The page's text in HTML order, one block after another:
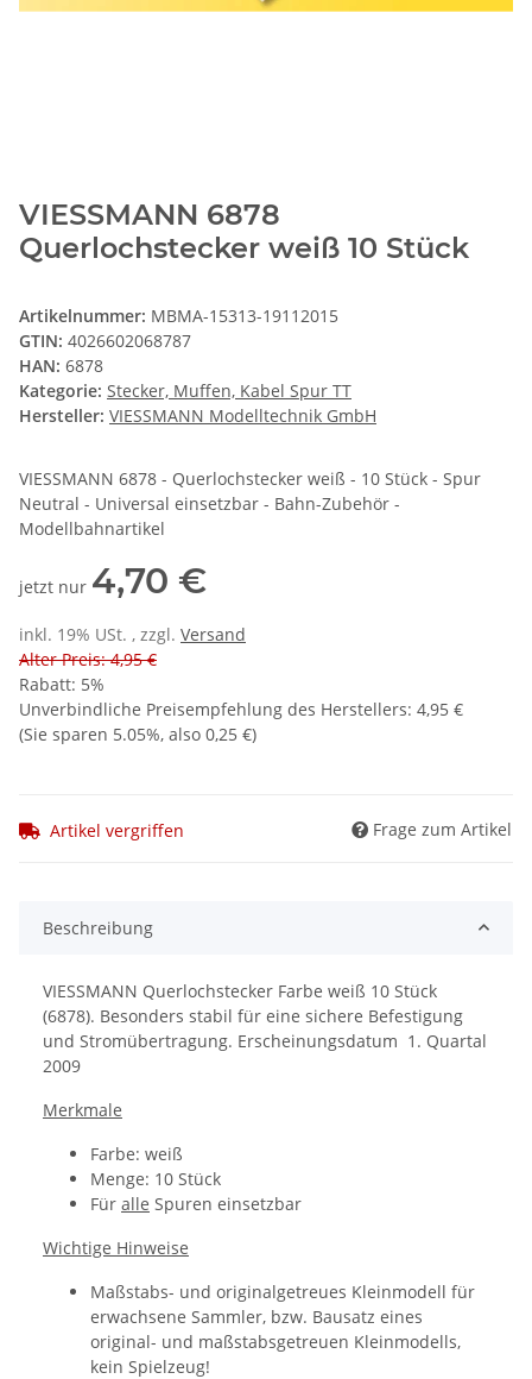
VIESSMANN 6878
Querlochstecker weiß 10 Stück
Artikelnummer: MBMA-15313-19112015
GTIN: 4026602068787
HAN: 6878
Kategorie: Stecker, Muffen, Kabel Spur TT
Hersteller: VIESSMANN Modelltechnik GmbH
VIESSMANN 6878 - Querlochstecker weiß - 10 Stück - Spur
Neutral - Universal einsetzbar - Bahn-Zubehör -
Modellbahnartikel
jetzt nur 4,70 €
inkl. 19% USt. , zzgl. Versand
Alter Preis: 4,95 €
Rabatt: 5%
Unverbindliche Preisempfehlung des Herstellers: 4,95 €
(Sie sparen 5.05%, also 0,25 €)
Artikel vergriffen Frage zum Artikel
Beschreibung
VIESSMANN Querlochstecker Farbe weiß 10 Stück
(6878). Besonders stabil für eine sichere Befestigung
und Stromübertragung. Erscheinungsdatum 1. Quartal
2009
Merkmale
Farbe: weiß
Menge: 10 Stück
Für alle Spuren einsetzbar
Wichtige Hinweise
Maßstabs- und originalgetreues Kleinmodell für
erwachsene Sammler, bzw. Bausatz eines
original- und maßstabsgetreuen Kleinmodells,
kein Spielzeug!